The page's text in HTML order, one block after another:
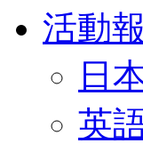
活動
日
英